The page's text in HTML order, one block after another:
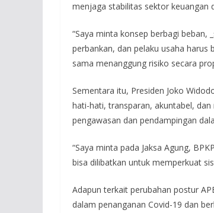
menjaga stabilitas sektor keuangan
“Saya minta konsep berbagi beban,
perbankan, dan pelaku usaha
sama menanggung risiko secara
Sementara itu, Presiden Joko
hati-hati, transparan, akuntabel,
pengawasan dan pendampingan
“Saya minta pada Jaksa Agung,
bisa dilibatkan untuk memperkuat
Adapun terkait perubahan postur
dalam penanganan Covid-19 dan